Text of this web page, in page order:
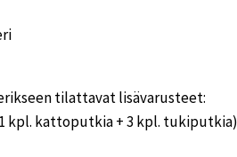
tilattavat lisävarusteet:
kpl. kattoputkia + 3 kpl. tukiputkia)